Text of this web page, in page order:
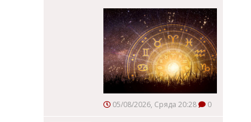
05/08/2026, Сряда 20:28 0